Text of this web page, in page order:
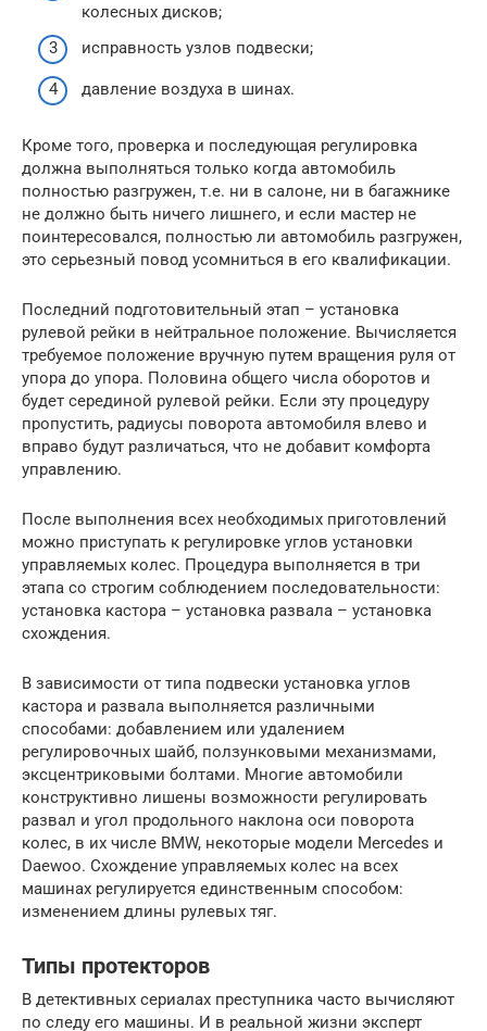
колесных дисков;
исправность узлов подвески;
давление воздуха в шинах.
Кроме того, проверка и последующая регулировка
должна выполняться только когда автомобиль
полностью разгружен, т.е. ни в салоне, ни в багажнике
не должно быть ничего лишнего, и если мастер не
поинтересовался, полностью ли автомобиль разгружен,
это серьезный повод усомниться в его квалификации.
Последний подготовительный этап – установка
рулевой рейки в нейтральное положение. Вычисляется
требуемое положение вручную путем вращения руля от
упора до упора. Половина общего числа оборотов и
будет серединой рулевой рейки. Если эту процедуру
пропустить, радиусы поворота автомобиля влево и
вправо будут различаться, что не добавит комфорта
управлению.
После выполнения всех необходимых приготовлений
можно приступать к регулировке углов установки
управляемых колес. Процедура выполняется в три
этапа со строгим соблюдением последовательности:
установка кастора – установка развала – установка
схождения.
В зависимости от типа подвески установка углов
кастора и развала выполняется различными
способами: добавлением или удалением
регулировочных шайб, ползунковыми механизмами,
эксцентриковыми болтами. Многие автомобили
конструктивно лишены возможности регулировать
развал и угол продольного наклона оси поворота
колес, в их числе BMW, некоторые модели Mercedes и
Daewoo. Схождение управляемых колес на всех
машинах регулируется единственным способом:
изменением длины рулевых тяг.
Типы протекторов
В детективных сериалах преступника часто вычисляют
по следу его машины. И в реальной жизни эксперт